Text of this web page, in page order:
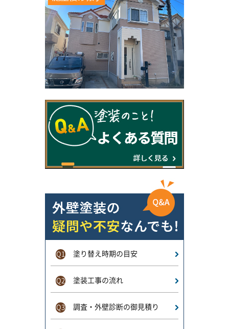
Q1 塗り替え時期の目安
Q2 塗装工事の流れ
Q3 調査・外壁診断の御見積り